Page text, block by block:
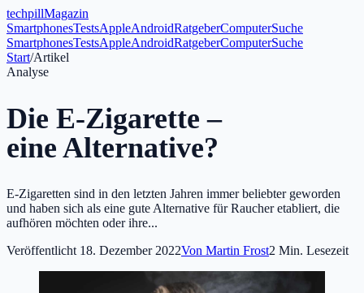
techpillMagazin
SmartphonesTestsAppleAndroidRatgeberComputerSuche
SmartphonesTestsAppleAndroidRatgeberComputerSuche
Start/Artikel
Analyse
Die E-Zigarette –
eine Alternative?
E-Zigaretten sind in den letzten Jahren immer beliebter geworden
und haben sich als eine gute Alternative für Raucher etabliert, die
aufhören möchten oder ihre...
Veröffentlicht 18. Dezember 2022Von Martin Frost2 Min. Lesezeit